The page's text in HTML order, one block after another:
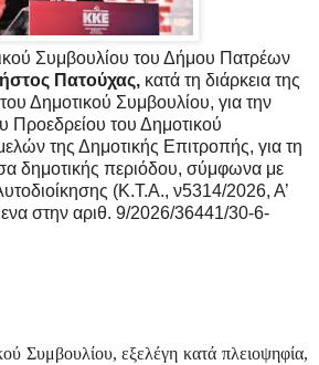
Συμβουλίου του Δήμου Πατρέων
Πατούχας, κατά τη διάρκεια της
Δημοτικού Συμβουλίου, για την
Προεδρείου του Δημοτικού
της Δημοτικής Επιτροπής, για τη
δημοτικής περιόδου, σύμφωνα με
(Κ.Τ.Α., ν5314/2026, Α’
στην αριθ. 9/2026/36441/30-6-
Συμβουλίου, εξελέγη κατά πλειοψηφία,